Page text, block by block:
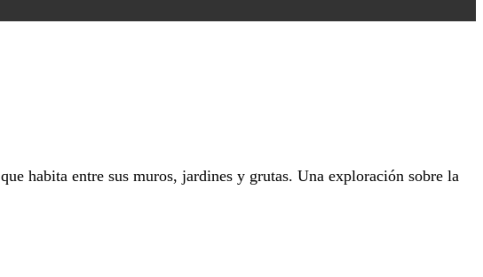
que habita entre sus muros, jardines y grutas. Una exploración sobre la